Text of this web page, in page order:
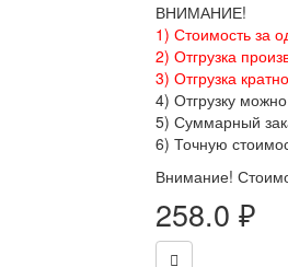
ВНИМАНИЕ!
1) Стоимость за
2) Отгрузка
3) Отгрузка
4) Отгрузку
5) Суммарный
6) Точную
Внимание!
258.0 ₽